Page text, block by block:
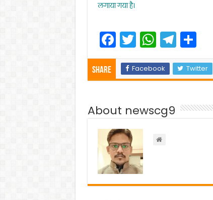
लगाया गया है।
F
a
c
e
b
o
o
k
T
w
itt
er
W
h
a
ts
A
p
p
T
el
e
gr
a
S
ar
e
Share Facebook Twitter
About newscg9